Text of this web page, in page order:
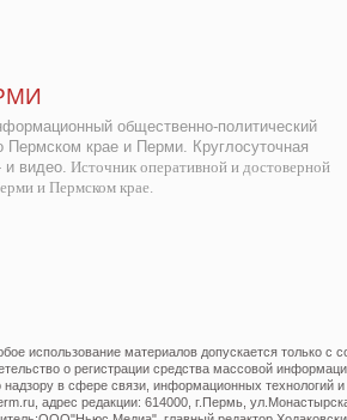
общественно-политический
Пермском крае и Перми. Круглосуточная
видео. Источник оперативной и достоверной
и Пермском крае.
использование материалов допускается только с
о регистрации средства массовой
в сфере связи, информационных технологий
адрес редакции: 614000, г.Пермь,